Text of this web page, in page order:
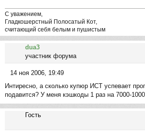
С уважением,
Гладкошерстный Полосатый Кот,
считающий себя белым и пушистым
dua3
участник форума
о
о
б
н
14 ноя 2006, 19:49
Интиресно, а сколько купюр ИСТ успевает
подавится? У меня кэшкоды 1 раз на 7000-
Гость